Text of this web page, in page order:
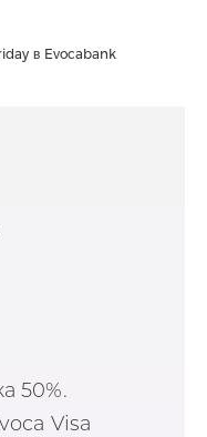
в Evocabank
50%.
Visa